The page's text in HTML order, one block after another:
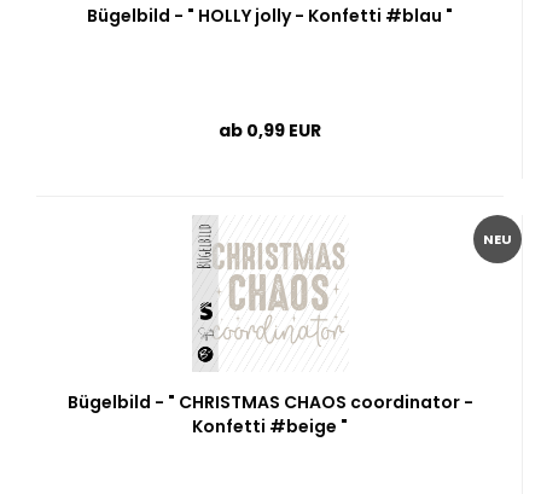
Bügelbild - " HOLLY jolly - Konfetti #blau "
ab 0,99 EUR
NEU
Bügelbild - " CHRISTMAS CHAOS coordinator -
Konfetti #beige "